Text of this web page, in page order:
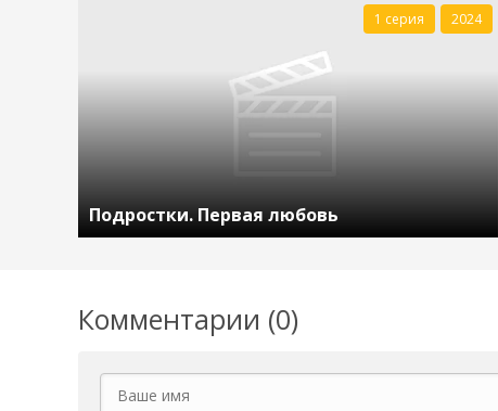
Подростки. Первая любовь
1 серия 2024
Комментарии (0)